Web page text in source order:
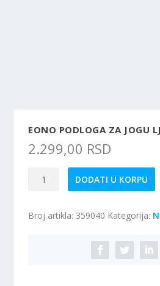
EONO PODLOGA ZA JOGU
2.299,00 RSD
Eono
jogu
DODATI U KORPU
Broj artikla: 359040 Kategorija: